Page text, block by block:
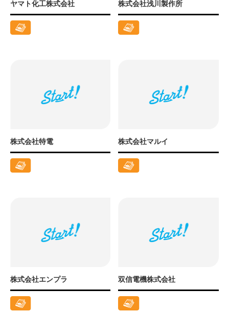
ヤマト化工株式会社 株式会社浅川製作所
株式会社特電 株式会社マルイ
株式会社エンプラ 双信電機株式会社